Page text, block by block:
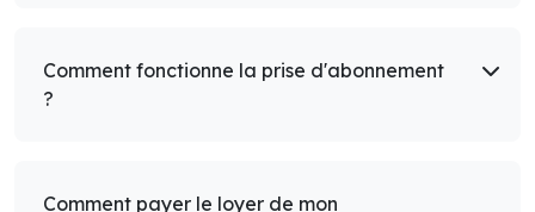
Comment fonctionne la prise d'abonnement
?
Comment payer le loyer de mon